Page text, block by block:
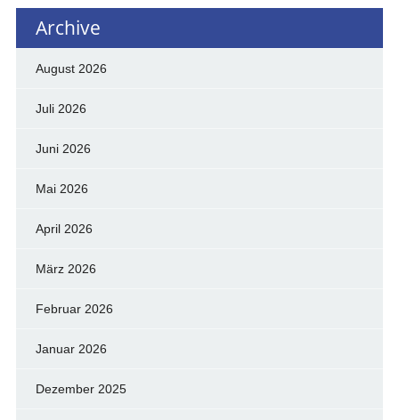
Archive
August 2026
Juli 2026
Juni 2026
Mai 2026
April 2026
März 2026
Februar 2026
Januar 2026
Dezember 2025